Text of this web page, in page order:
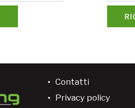
Contatti
Privacy policy